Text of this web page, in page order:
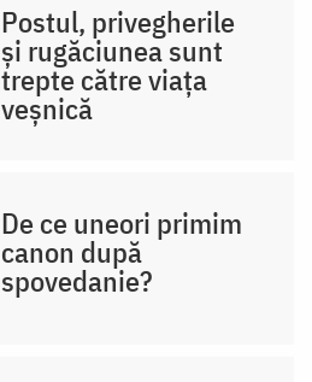
Postul, privegherile
și rugăciunea sunt
trepte către viața
veșnică
De ce uneori primim
canon după
spovedanie?